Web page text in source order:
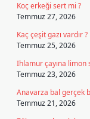
Koç erkeği sert mi ?
Temmuz 27, 2026
Kaç çeşit gazı vardır ?
Temmuz 25, 2026
Ihlamur çayına limon
Temmuz 23, 2026
Anavarza bal gerçek
Temmuz 21, 2026